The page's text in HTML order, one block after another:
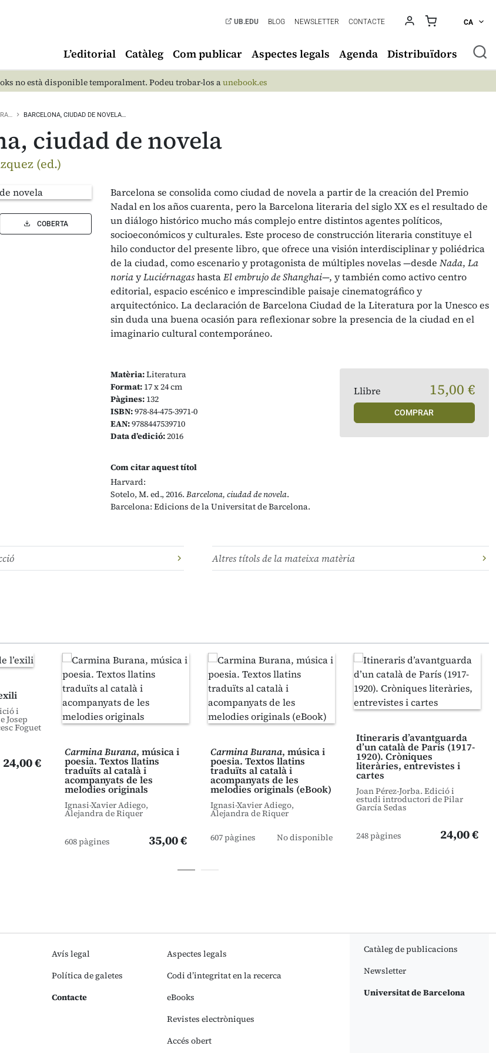
UB.EDU BLOG NEWSLETTER CONTACTE CA
L’editorial Catàleg Com publicar Aspectes legals Agenda Distribuïdors
no està disponible temporalment. Podeu trobar-los aunebook.es
BARCELONA, CIUDAD DE NOVELA…
ciudad de novela
(ed.)
COBERTA
Barcelona se consolida como ciudad de novela a partir de la creación del Premio
Nadal en los años cuarenta, pero la Barcelona literaria del siglo XX es el resultado de
un diálogo histórico mucho más complejo entre distintos agentes políticos,
socioeconómicos y culturales. Este proceso de construcción literaria constituye el
hilo conductor del presente libro, que ofrece una visión interdisciplinar y poliédrica
de la ciudad, como escenario y protagonista de múltiples novelas —desde Nada, La
noriayLuciérnagashastaEl embrujo de Shanghai—, y también como activo centro
editorial, espacio escénico e imprescindible paisaje cinematográfico y
arquitectónico. La declaración de Barcelona Ciudad de la Literatura por la Unesco es
sin duda una buena ocasión para reflexionar sobre la presencia de la ciudad en el
imaginario cultural contemporáneo.
Matèria:Literatura
Format: 17 x 24 cm
Pàgines: 132
ISBN:978-84-475-3971-0
EAN:9788447539710
Data d’edició:2016
Com citar aquest títol
Harvard:
Sotelo, M. ed., 2016. Barcelona, ciudad de novela.
Barcelona: Edicions de la Universitat de Barcelona.
Llibre 15,00 €
COMPRAR
Altres títols de la mateixa matèria
i
Josep
Foguet
24,00 €
Carmina Burana, música i
poesia. Textos llatins
traduïts al català i
acompanyats de les
melodies originals
Ignasi-Xavier Adiego,
Alejandra de Riquer
608 pàgines 35,00 €
Carmina Burana, música i
poesia. Textos llatins
traduïts al català i
acompanyats de les
melodies originals (eBook)
Ignasi-Xavier Adiego,
Alejandra de Riquer
607 pàgines No disponible
Itineraris d’avantguarda
d’un català de París (1917-
1920). Cròniques
literàries, entrevistes i
cartes
Joan Pérez-Jorba. Edició i
estudi introductori de Pilar
García Sedas
248 pàgines 24,00 €
Avís legal
Política de galetes
Contacte
Aspectes legals
Codi d’integritat en la recerca
eBooks
Revistes electròniques
Accés obert
Catàleg de publicacions
Newsletter
Universitat de Barcelona